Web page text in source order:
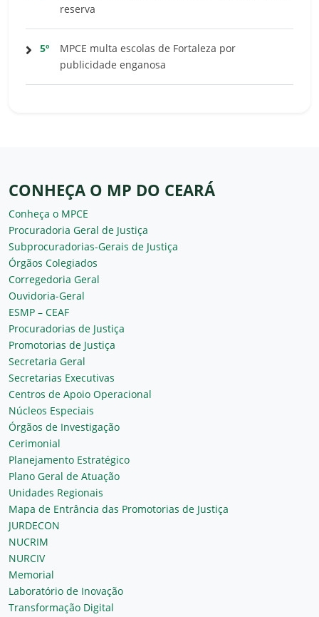
reserva
5º
MPCE multa escolas de Fortaleza por
publicidade enganosa
CONHEÇA O MP DO CEARÁ
Conheça o MPCE
Procuradoria Geral de Justiça
Subprocuradorias-Gerais de Justiça
Órgãos Colegiados
Corregedoria Geral
Ouvidoria-Geral
ESMP – CEAF
Procuradorias de Justiça
Promotorias de Justiça
Secretaria Geral
Secretarias Executivas
Centros de Apoio Operacional
Núcleos Especiais
Órgãos de Investigação
Cerimonial
Planejamento Estratégico
Plano Geral de Atuação
Unidades Regionais
Mapa de Entrância das Promotorias de Justiça
JURDECON
NUCRIM
NURCIV
Memorial
Laboratório de Inovação
Transformação Digital